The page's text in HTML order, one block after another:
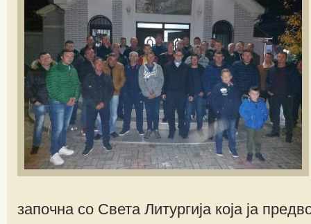
започна со Света Литургија која ја